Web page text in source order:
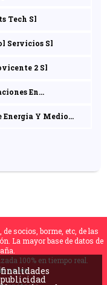
Tech Sl
Servicios Sl
2 Sl
En
Limitada
Energia Y Medio
socios, borme, etc, de las
La mayor base de datos de
100% en tiempo real.